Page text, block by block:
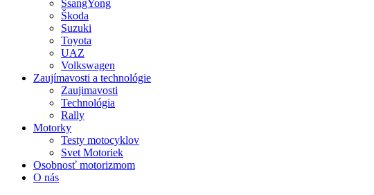
SsangYong
Škoda
Suzuki
Toyota
UAZ
Volkswagen
Zaujímavosti a technológie
Zaujimavosti
Technológia
Rally
Motorky
Testy motocyklov
Svet Motoriek
Osobnosť motorizmom
O nás